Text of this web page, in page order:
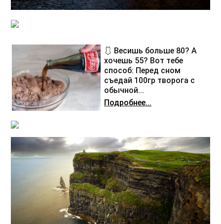
🩱 Весишь больше 80? А
хочешь 55? Вот тебе
способ: Перед сном
съедай 100гр творога с
обычной...
Подробнее...